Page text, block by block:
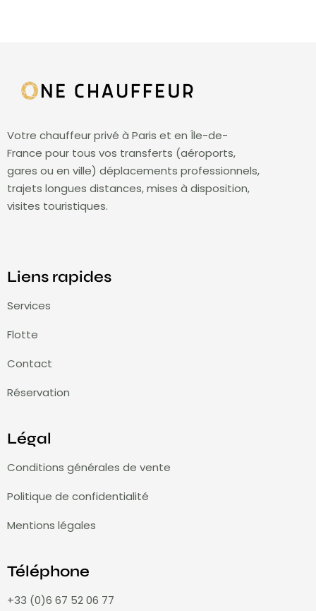
Votre chauffeur privé à Paris et en Île-de-
France pour tous vos transferts (aéroports,
gares ou en ville) déplacements professionnels,
trajets longues distances, mises à disposition,
visites touristiques.
Liens rapides
Services
Flotte
Contact
Réservation
Légal
Conditions générales de vente
Politique de confidentialité
Mentions légales
Téléphone
+33 (0)6 67 52 06 77